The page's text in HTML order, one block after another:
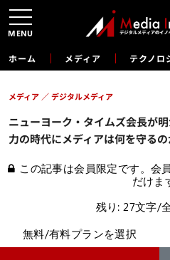
ホーム メディア テクノロ
ニューヨーク・タイムズ会長が
力の時代にメディアは何を守る
メディア デジタルメディア
この記事は会員限定です。会
だけま
残り: 27文字/
無料/有料プランを選択
MENU